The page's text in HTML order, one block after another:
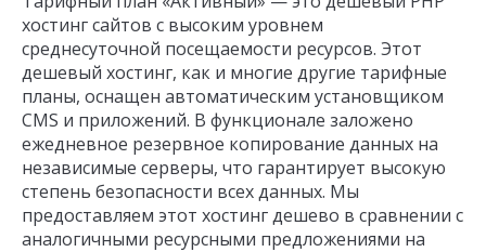
хостинг сайтов с высоким уровнем
среднесуточной посещаемости ресурсов. Этот
дешевый хостинг, как и многие другие тарифные
планы, оснащен автоматическим установщиком
CMS и приложений. В функционале заложено
ежедневное резервное копирование данных на
независимые серверы, что гарантирует высокую
степень безопасности всех данных. Мы
предоставляем этот хостинг дешево в сравнении с
аналогичными ресурсными предложениями на